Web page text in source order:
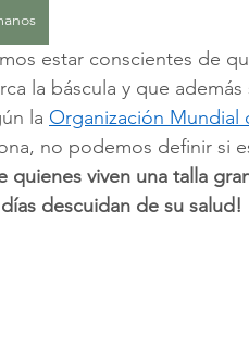
estar conscientes de
la báscula y que además
la Organización Mundial
no podemos definir si
quienes viven una talla
descuidan de su salud!